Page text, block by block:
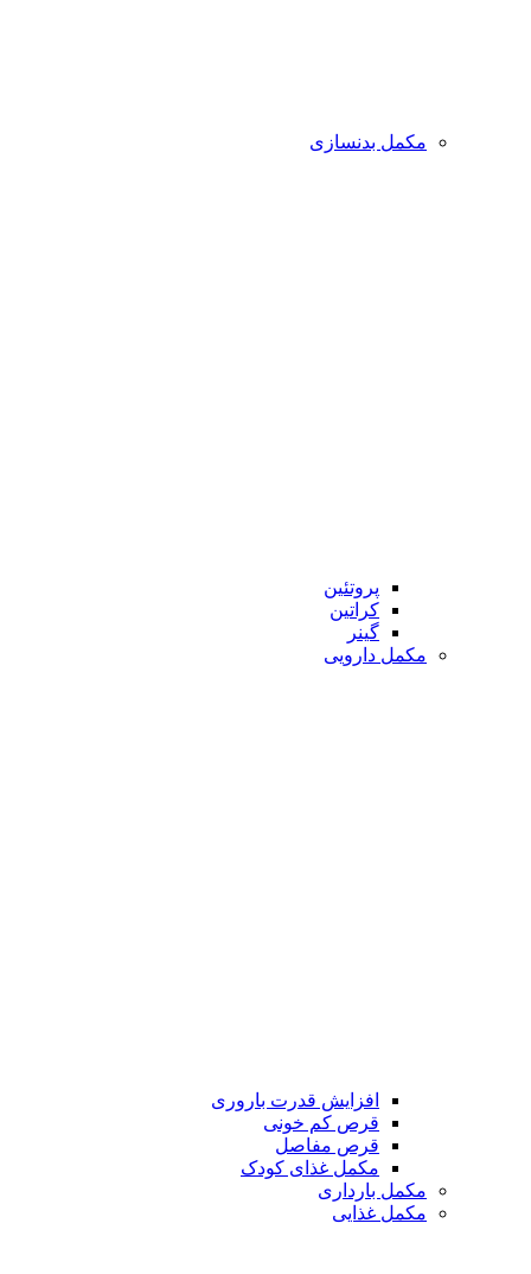
مکمل بدنسازی
پروتئین
کراتین
گینر
مکمل دارویی
افزایش قدرت باروری
قرص کم خونی
قرص مفاصل
مکمل غذای کودک
مکمل بارداری
مکمل غذایی